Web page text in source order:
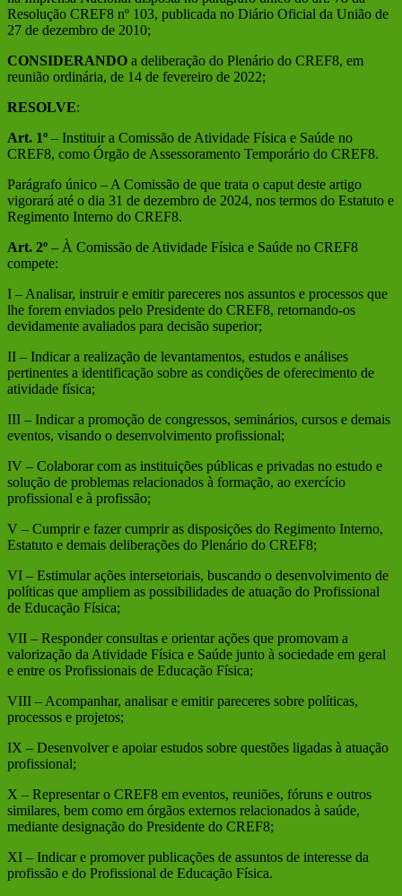
Resolução CREF8 nº 103, publicada no Diário Oficial da União de
27 de dezembro de 2010;
CONSIDERANDO a deliberação do Plenário do CREF8, em
reunião ordinária, de 14 de fevereiro de 2022;
RESOLVE:
Art. 1º – Instituir a Comissão de Atividade Física e Saúde no
CREF8, como Órgão de Assessoramento Temporário do CREF8.
Parágrafo único – A Comissão de que trata o caput deste artigo
vigorará até o dia 31 de dezembro de 2024, nos termos do Estatuto e
Regimento Interno do CREF8.
Art. 2º – À Comissão de Atividade Física e Saúde no CREF8
compete:
I – Analisar, instruir e emitir pareceres nos assuntos e processos que
lhe forem enviados pelo Presidente do CREF8, retornando-os
devidamente avaliados para decisão superior;
II – Indicar a realização de levantamentos, estudos e análises
pertinentes a identificação sobre as condições de oferecimento de
atividade física;
III – Indicar a promoção de congressos, seminários, cursos e demais
eventos, visando o desenvolvimento profissional;
IV – Colaborar com as instituições públicas e privadas no estudo e
solução de problemas relacionados à formação, ao exercício
profissional e à profissão;
V – Cumprir e fazer cumprir as disposições do Regimento Interno,
Estatuto e demais deliberações do Plenário do CREF8;
VI – Estimular ações intersetoriais, buscando o desenvolvimento de
políticas que ampliem as possibilidades de atuação do Profissional
de Educação Física;
VII – Responder consultas e orientar ações que promovam a
valorização da Atividade Física e Saúde junto à sociedade em geral
e entre os Profissionais de Educação Física;
VIII – Acompanhar, analisar e emitir pareceres sobre políticas,
processos e projetos;
IX – Desenvolver e apoiar estudos sobre questões ligadas à atuação
profissional;
X – Representar o CREF8 em eventos, reuniões, fóruns e outros
similares, bem como em órgãos externos relacionados à saúde,
mediante designação do Presidente do CREF8;
XI – Indicar e promover publicações de assuntos de interesse da
profissão e do Profissional de Educação Física.